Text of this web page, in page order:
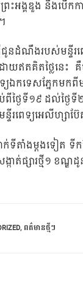
រះអង្គឌួង នឹងបើក
ណឹងរបស់មន្ទីរពេទ្
ោយឥតគិតថ្លៃនេះ
យឯកទេសភ្នែកម
ថ្ងៃទី១៩ ដល់ថ្ងៃទី
រពេទ្យអេលីហ្សាប៊
ាំងម្តងទៀត ទីកន្
ង្កាត់ផ្សារថ្មី១
, ពត៌មានថ្មីៗ